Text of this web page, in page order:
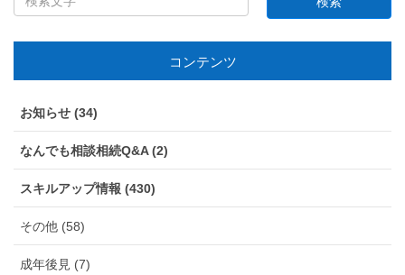
コンテンツ
お知らせ (34)
なんでも相談相続Q&A (2)
スキルアップ情報 (430)
その他 (58)
成年後見 (7)